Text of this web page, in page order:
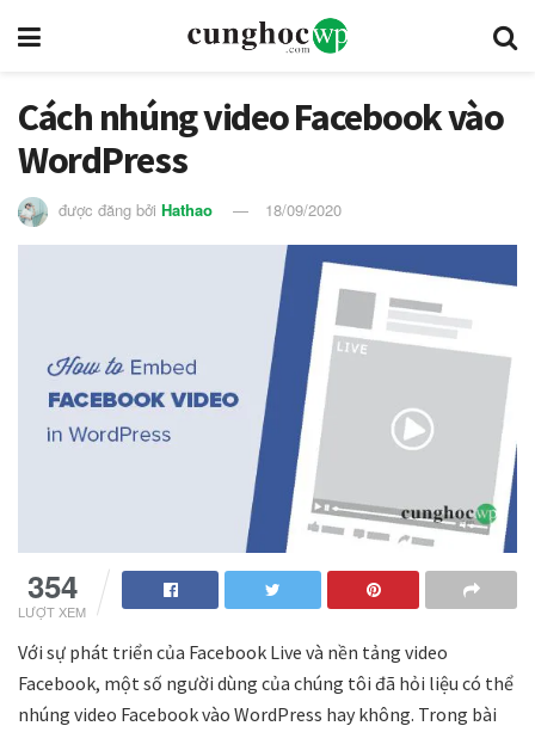
Cách nhúng video Facebook vào
WordPress
được đăng bởi Hathao 18/09/2020
354
LƯỢT XEM
Với sự phát triển của Facebook Live và nền tảng video
Facebook, một số người dùng của chúng tôi đã hỏi liệu có thể
nhúng video Facebook vào WordPress hay không. Trong bài